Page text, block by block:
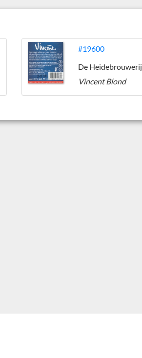
#19600
De Heidebrouwerij
Vincent Blond